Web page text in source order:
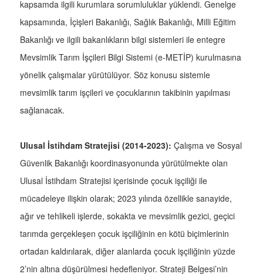
kapsamda ilgili kurumlara sorumluluklar yüklendi. Genelge
kapsamında, İçişleri Bakanlığı, Sağlık Bakanlığı, Milli Eğitim
Bakanlığı ve ilgili bakanlıkların bilgi sistemleri ile entegre
Mevsimlik Tarım İşçileri Bilgi Sistemi (e-METİP) kurulmasına
yönelik çalışmalar yürütülüyor. Söz konusu sistemle
mevsimlik tarım işçileri ve çocuklarının takibinin yapılması
sağlanacak.
Ulusal İstihdam Stratejisi (2014-2023): Çalışma ve Sosyal
Güvenlik Bakanlığı koordinasyonunda yürütülmekte olan
Ulusal İstihdam Stratejisi içerisinde çocuk işçiliği ile
mücadeleye ilişkin olarak; 2023 yılında özellikle sanayide,
ağır ve tehlikeli işlerde, sokakta ve mevsimlik gezici, geçici
tarımda gerçekleşen çocuk işçiliğinin en kötü biçimlerinin
ortadan kaldırılarak, diğer alanlarda çocuk işçiliğinin yüzde
2’nin altına düşürülmesi hedefleniyor. Strateji Belgesi’nin